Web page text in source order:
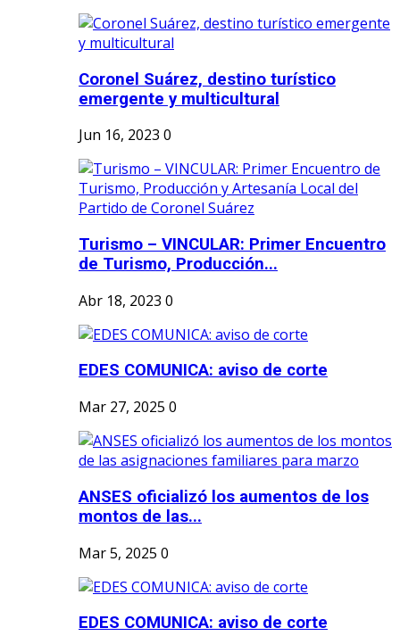
Coronel Suárez, destino turístico
emergente y multicultural
Jun 16, 2023 0
Turismo – VINCULAR: Primer Encuentro
de Turismo, Producción...
Abr 18, 2023 0
EDES COMUNICA: aviso de corte
Mar 27, 2025 0
ANSES oficializó los aumentos de los
montos de las...
Mar 5, 2025 0
EDES COMUNICA: aviso de corte